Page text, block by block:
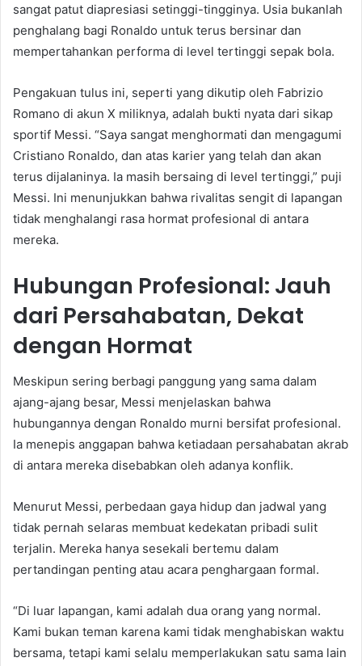
sangat patut diapresiasi setinggi-tingginya. Usia bukanlah
penghalang bagi Ronaldo untuk terus bersinar dan
mempertahankan performa di level tertinggi sepak bola.
Pengakuan tulus ini, seperti yang dikutip oleh Fabrizio
Romano di akun X miliknya, adalah bukti nyata dari sikap
sportif Messi. “Saya sangat menghormati dan mengagumi
Cristiano Ronaldo, dan atas karier yang telah dan akan
terus dijalaninya. Ia masih bersaing di level tertinggi,” puji
Messi. Ini menunjukkan bahwa rivalitas sengit di lapangan
tidak menghalangi rasa hormat profesional di antara
mereka.
Hubungan Profesional: Jauh
dari Persahabatan, Dekat
dengan Hormat
Meskipun sering berbagi panggung yang sama dalam
ajang-ajang besar, Messi menjelaskan bahwa
hubungannya dengan Ronaldo murni bersifat profesional.
Ia menepis anggapan bahwa ketiadaan persahabatan akrab
di antara mereka disebabkan oleh adanya konflik.
Menurut Messi, perbedaan gaya hidup dan jadwal yang
tidak pernah selaras membuat kedekatan pribadi sulit
terjalin. Mereka hanya sesekali bertemu dalam
pertandingan penting atau acara penghargaan formal.
“Di luar lapangan, kami adalah dua orang yang normal.
Kami bukan teman karena kami tidak menghabiskan waktu
bersama, tetapi kami selalu memperlakukan satu sama lain